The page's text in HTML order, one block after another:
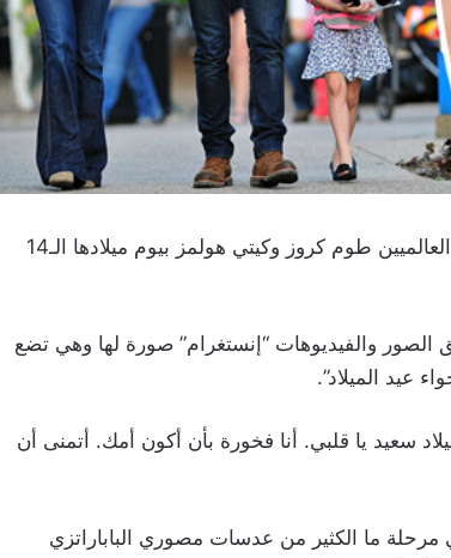
احتفلت سوري ابنة النجمين العالميين طوم كروز وكيتي هولمز بيوم ميلادها الـ14
والفيديوهات “إنستغرام” صورة لها وهي تضع
عيد الميلاد”.
سعيد يا قلبي. أنا فخورة بأن أكون أمك. أتمنى أن
مرحلة ما الكثير من عدسات مصوري الباباراتزي